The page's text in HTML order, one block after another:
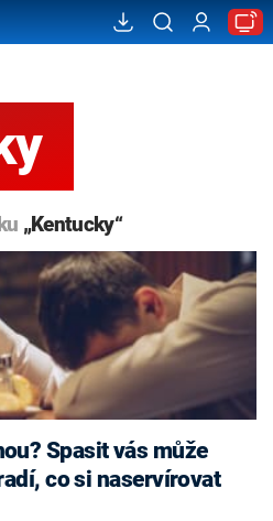
„Kentucky“
Spasit vás může
co si naservírovat